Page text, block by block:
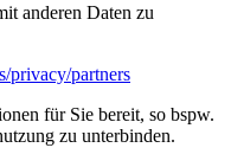
anderen Daten zu
privacy/partners
für Sie bereit, so bspw.
zu unterbinden.